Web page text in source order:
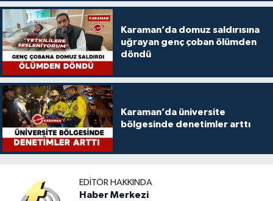
Karaman’da domuz saldırısına
uğrayan genç çoban ölümden
döndü
Karaman’da üniversite
bölgesinde denetimler arttı
EDITÖR HAKKINDA
Haber Merkezi